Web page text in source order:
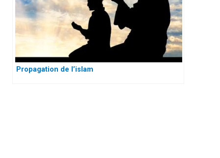
Propagation de l’islam